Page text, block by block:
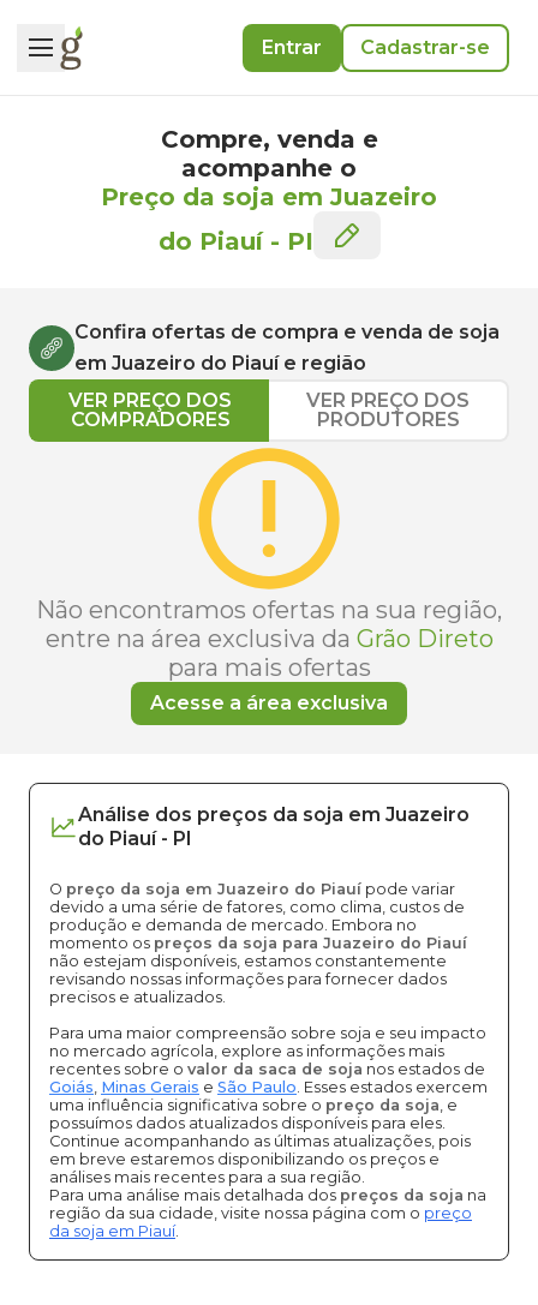
Entrar Cadastrar-se
Compre, venda e
acompanhe o
Preço da soja em Juazeiro
do Piauí - PI
Confira ofertas de compra e venda de soja
em Juazeiro do Piauíe região
VER PREÇO DOS
COMPRADORES
VER PREÇO DOS
PRODUTORES
Não encontramos ofertas na sua região,
entre na área exclusiva da Grão Direto
para mais ofertas
Acesse a área exclusiva
Análise dos preços da soja em Juazeiro
do Piauí - PI
O preço da soja em Juazeiro do Piauí pode variar
devido a uma série de fatores, como clima, custos de
produção e demanda de mercado. Embora no
momento os preços da soja para Juazeiro do Piauí
não estejam disponíveis, estamos constantemente
revisando nossas informações para fornecer dados
precisos e atualizados.
Para uma maior compreensão sobre soja e seu impacto
no mercado agrícola, explore as informações mais
recentes sobre o valor da saca de soja nos estados de
Goiás, Minas Gerais e São Paulo. Esses estados exercem
uma influência significativa sobre o preço da soja, e
possuímos dados atualizados disponíveis para eles.
Continue acompanhando as últimas atualizações, pois
em breve estaremos disponibilizando os preços e
análises mais recentes para a sua região.
Para uma análise mais detalhada dos preços da soja na
região da sua cidade, visite nossa página com o preço
da soja em Piauí.